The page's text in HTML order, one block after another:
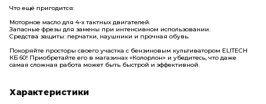
Что ещё пригодится:
Моторное масло для 4-х тактных двигателей.
Запасные фрезы для замены при интенсивном использовании.
Средства защиты: перчатки, наушники и прочная обувь.
Покоряйте просторы своего участка с бензиновым культиватором ELITECH
КБ 60! Приобретайте его в магазинах «Колорлон» и убедитесь, что даже
самая сложная работа может быть быстрой и эффективной.
Характеристики